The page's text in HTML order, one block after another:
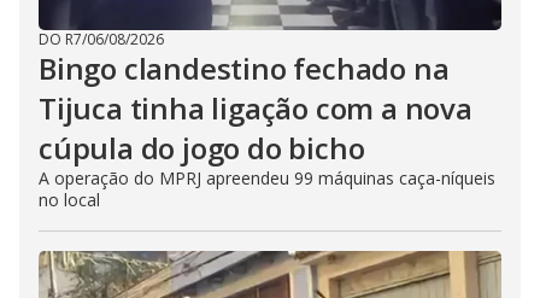
DO R7/06/08/2026
Bingo clandestino fechado na
Tijuca tinha ligação com a nova
cúpula do jogo do bicho
A operação do MPRJ apreendeu 99 máquinas caça-níqueis
no local